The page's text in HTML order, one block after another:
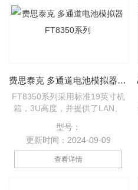
作为电源可满足一般电网适应性
法规测试需求，作为RLC负载可
满足新能源行业防孤岛保护性能
费思泰克 多通道电池模拟器 FT8350系列
FT8350系列采用标准19英寸机
箱，3U高度，并提供了LAN、
成到研发和自动化测试平台，也
可单独使用。 FT8350系列电池
模拟器是一款高精度、多通道、
四象限可编程电池模拟器。电压
型号：
更新时间：2024-09-09
查看详情